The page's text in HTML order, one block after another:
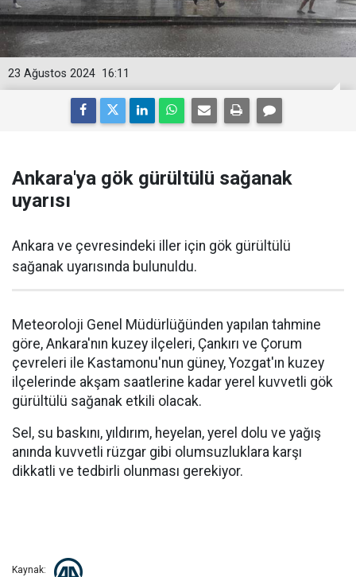
16:11
23 Ağustos 2024
Ankara'ya gök gürültülü sağanak
uyarısı
Ankara ve çevresindeki iller için gök gürültülü
sağanak uyarısında bulunuldu.
Meteoroloji Genel Müdürlüğünden yapılan tahmine
göre, Ankara'nın kuzey ilçeleri, Çankırı ve Çorum
çevreleri ile Kastamonu'nun güney, Yozgat'ın kuzey
ilçelerinde akşam saatlerine kadar yerel kuvvetli gök
gürültülü sağanak etkili olacak.
Sel, su baskını, yıldırım, heyelan, yerel dolu ve yağış
anında kuvvetli rüzgar gibi olumsuzluklara karşı
dikkatli ve tedbirli olunması gerekiyor.
Kaynak: